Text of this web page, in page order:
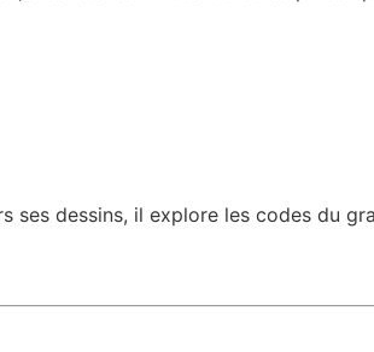
ses dessins, il explore les codes du